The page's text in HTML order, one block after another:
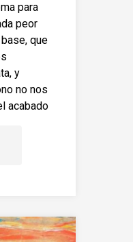
para
peor
que
y
no nos
acabado